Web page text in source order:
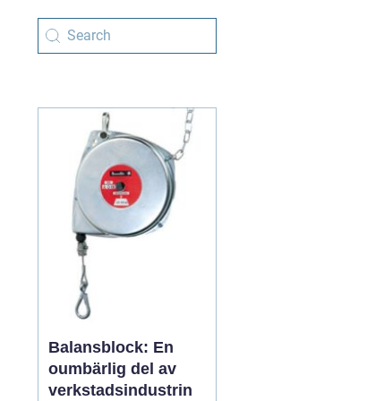
Balansblock: En
oumbärlig del av
verkstadsindustrin